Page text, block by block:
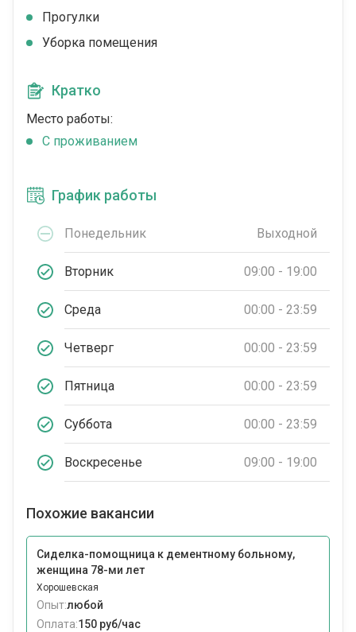
Прогулки
Уборка помещения
Кратко
Место работы:
C проживанием
График работы
Понедельник Выходной
Вторник 09:00 - 19:00
Среда 00:00 - 23:59
Четверг 00:00 - 23:59
Пятница 00:00 - 23:59
Суббота 00:00 - 23:59
Воскресенье 09:00 - 19:00
Похожие вакансии
Сиделка-помощница к дементному больному,
женщина 78-ми лет
Хорошевская
Опыт:любой
Оплата:150 руб/час